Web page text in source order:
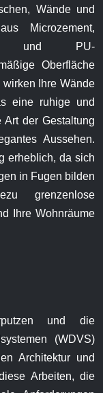
Wände und
Microzement,
und PU-
Oberfläche
Ihre Wände
eine ruhige und
Art der Gestaltung
Aussehen.
erheblich, da sich
in Fugen bilden
grenzenlose
Ihre Wohnräume
und die
(WDVS)
Architektur und
Arbeiten, die